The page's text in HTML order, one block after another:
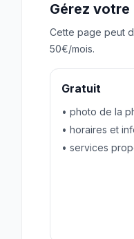
Gérez votre
Cette page peut
50€/mois.
Gratuit
• photo de la
• horaires et
• services